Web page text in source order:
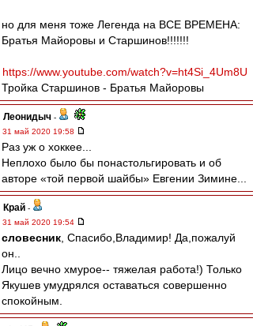
но для меня тоже Легенда на ВСЕ ВРЕМЕНА:
Братья Майоровы и Старшинов!!!!!!!
https://www.youtube.com/watch?v=ht4Si_4Um8U
Тройка Старшинов - Братья Майоровы
Леонидыч -
31 май 2020 19:58
Раз уж о хоккее...
Неплохо было бы понастольгировать и об
авторе «той первой шайбы» Евгении Зимине...
Край -
31 май 2020 19:54
словесник , Спасибо,Владимир! Да,пожалуй
он..
Лицо вечно хмурое-- тяжелая работа!) Только
Якушев умудрялся оставаться совершенно
спокойным.